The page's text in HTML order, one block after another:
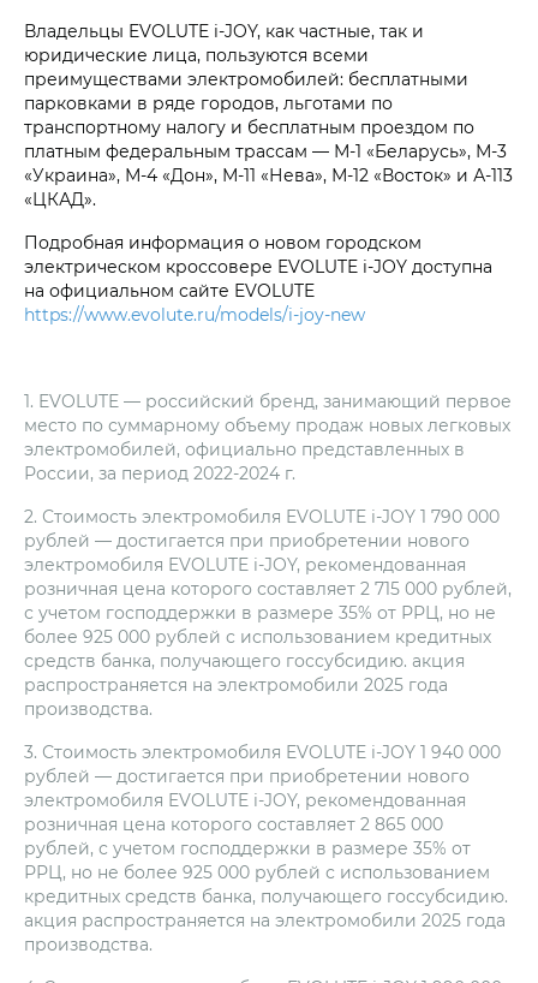
Владельцы EVOLUTE i‑JOY, как частные, так и
юридические лица, пользуются всеми
преимуществами электромобилей: бесплатными
парковками в ряде городов, льготами по
транспортному налогу и бесплатным проездом по
платным федеральным трассам — М-1 «Беларусь», М-3
«Украина», М-4 «Дон», М-11 «Нева», М-12 «Восток» и А-113
«ЦКАД».
Подробная информация о новом городском
электрическом кроссовере EVOLUTE i‑JOY доступна
на официальном сайте EVOLUTE
https://www.evolute.ru/models/i-joy-new
1. EVOLUTE — российский бренд, занимающий первое
место по суммарному объему продаж новых легковых
электромобилей, официально представленных в
России, за период 2022-2024 г.
2. Стоимость электромобиля EVOLUTE i‑JOY 1 790 000
рублей — достигается при приобретении нового
электромобиля EVOLUTE i‑JOY, рекомендованная
розничная цена которого составляет 2 715 000 рублей,
с учетом господдержки в размере 35% от РРЦ, но не
более 925 000 рублей с использованием кредитных
средств банка, получающего госсубсидию. акция
распространяется на электромобили 2025 года
производства.
3. Стоимость электромобиля EVOLUTE i‑JOY 1 940 000
рублей — достигается при приобретении нового
электромобиля EVOLUTE i‑JOY, рекомендованная
розничная цена которого составляет 2 865 000
рублей, с учетом господдержки в размере 35% от
РРЦ, но не более 925 000 рублей с использованием
кредитных средств банка, получающего госсубсидию.
акция распространяется на электромобили 2025 года
производства.